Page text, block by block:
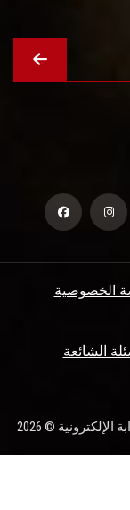
الخصوصية
الشائعة
© 2026